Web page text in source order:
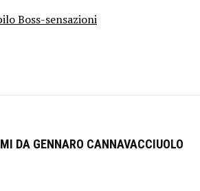
Boss-sensazioni
DA GENNARO CANNAVACCIUOLO